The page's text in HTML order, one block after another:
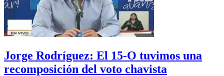
Jorge Rodríguez: El 15-O tuvimos una
recomposición del voto chavista